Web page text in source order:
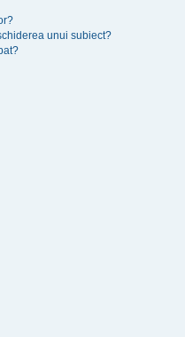
unui subiect?